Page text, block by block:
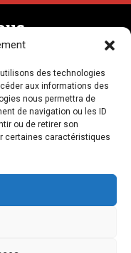
des technologies
aux informations des
nous permettra de
de navigation ou les ID
ou de retirer son
certaines caractéristiques